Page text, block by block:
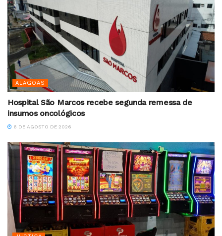
ALAGOAS
Hospital São Marcos recebe segunda remessa de
insumos oncológicos
6 DE AGOSTO DE 2026